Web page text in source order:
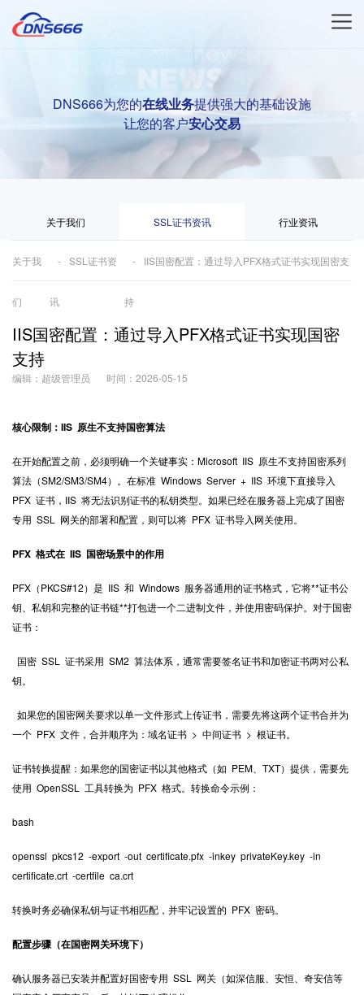
DNS666为您的在线业务提供强大的基础设施
让您的客户安心交易
关于我们 SSL证书资讯 行业资讯
关于我
们
SSL证书资
讯
IIS国密配置：通过导入PFX格式证书实现国密支
持
IIS国密配置：通过导入PFX格式证书实现国密
支持
编辑：超级管理员 时间：2026-05-15
核心限制：IIS 原生不支持国密算法
在开始配置之前，必须明确一个关键事实：Microsoft IIS 原生不支持国密系列
算法（SM2/SM3/SM4）。在标准 Windows Server + IIS 环境下直接导入
PFX 证书，IIS 将无法识别证书的私钥类型。如果已经在服务器上完成了国密
专用 SSL 网关的部署和配置，则可以将 PFX 证书导入网关使用。
PFX 格式在 IIS 国密场景中的作用
PFX（PKCS#12）是 IIS 和 Windows 服务器通用的证书格式，它将**证书公
钥、私钥和完整的证书链**打包进一个二进制文件，并使用密码保护。对于国密
证书：
国密 SSL 证书采用 SM2 算法体系，通常需要签名证书和加密证书两对公私
钥。
如果您的国密网关要求以单一文件形式上传证书，需要先将这两个证书合并为
一个 PFX 文件，合并顺序为：域名证书 > 中间证书 > 根证书。
证书转换提醒：如果您的国密证书以其他格式（如 PEM、TXT）提供，需要先
使用 OpenSSL 工具转换为 PFX 格式。转换命令示例：
bash
openssl pkcs12 -export -out certificate.pfx -inkey privateKey.key -in
certificate.crt -certfile ca.crt
转换时务必确保私钥与证书相匹配，并牢记设置的 PFX 密码。
配置步骤（在国密网关环境下）
确认服务器已安装并配置好国密专用 SSL 网关（如深信服、安恒、奇安信等